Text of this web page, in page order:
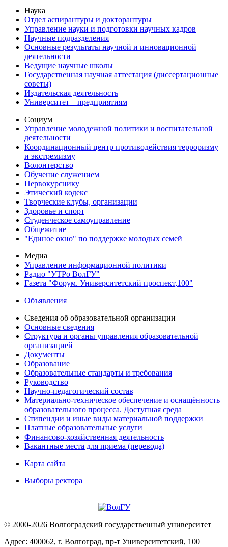
Наука
Отдел аспирантуры и докторантуры
Управление науки и подготовки научных кадров
Научные подразделения
Основные результаты научной и инновационной
деятельности
Ведущие научные школы
Государственная научная аттестация (диссертационные
советы)
Издательская деятельность
Университет – предприятиям
Социум
Управление молодежной политики и воспитательной
деятельности
Координационный центр противодействия терроризму
и экстремизму
Волонтерство
Обучение служением
Первокурснику
Этический кодекс
Творческие клубы, организации
Здоровье и спорт
Студенческое самоуправление
Общежитие
"Единое окно" по поддержке молодых семей
Медиа
Управление информационной политики
Радио "УТРо ВолГУ"
Газета "Форум. Университетский проспект,100"
Объявления
Сведения об образовательной организации
Основные сведения
Структура и органы управления образовательной
организацией
Документы
Образование
Образовательные стандарты и требования
Руководство
Научно-педагогический состав
Материально-техническое обеспечение и оснащённость
образовательного процесса. Доступная среда
Стипендии и иные виды материальной поддержки
Платные образовательные услуги
Финансово-хозяйственная деятельность
Вакантные места для приема (перевода)
Карта сайта
Выборы ректора
© 2000-2026 Волгоградский государственный университет
Адрес: 400062, г. Волгоград, пр-т Университетский, 100